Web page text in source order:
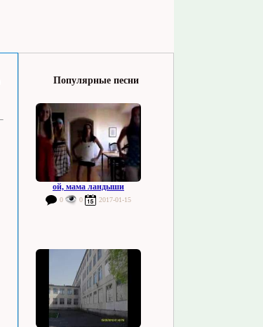
Популярные песни
ой, мама ландыши
0 0 2017-01-15